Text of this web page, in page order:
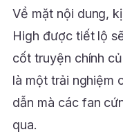
Về mặt nội dung,
High được tiết lộ
cốt truyện chính
là một trải nghiệm
dẫn mà các fan
qua.